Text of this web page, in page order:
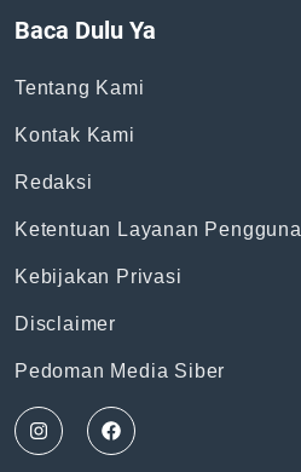
Baca Dulu Ya
Tentang Kami
Kontak Kami
Redaksi
Ketentuan Layanan Pengguna
Kebijakan Privasi
Disclaimer
Pedoman Media Siber